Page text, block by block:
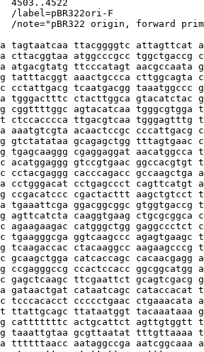
4503..4522
/label=pBR322ori-F
/note="pBR322 origin, forward
tagtaatcaa ttacggggtc attagttcat
cttacggtaa atggcccgcc tggctgaccg
atgacgtatg ttcccatagt aacgccaata
tatttacggt aaactgccca cttggcagta
cctattgacg tcaatgacgg taaatggccc
tgggactttc ctacttggca gtacatctac
cggttttggc agtacatcaa tgggcgtgga
ctccacccca ttgacgtcaa tgggagtttg
aaatgtcgta acaactccgc cccattgacg
gtctatataa gcagagctgg tttagtgaac
tgagcaaggg cgaggaggat aacatggcca
acatggaggg gtccgtgaac ggccacgtgt
cctacgaggg cacccagacc gccaagctga
cctgggacat cctgagccct cagttcatgt
ccgacatccc cgactacttt aagctgtcct
tgaaattcga ggacggcggc gtggtgaccg
agttcatcta caaggtgaag ctgcgcggca
agaagaagac catgggctgg gaggccctct
tgaagggcga ggtcaagccc agagtgaagc
tcaagaccac ctacaaggcc aagaagcccg
gcaagctgga catcaccagc cacaacgagg
ccgagggccg ccactccacc ggcggcatgg
gagctcaagc ttcgaattct gcagtcgacg
gataactgat cataatcagc cataccacat
tcccacacct ccccctgaac ctgaaacata
ttattgcagc ttataatggt tacaaataaa
catttttttc actgcattct agttgtggtt
taaattgtaa gcgttaatat tttgttaaaa
ttttttaacc aataggccga aatcggcaaa